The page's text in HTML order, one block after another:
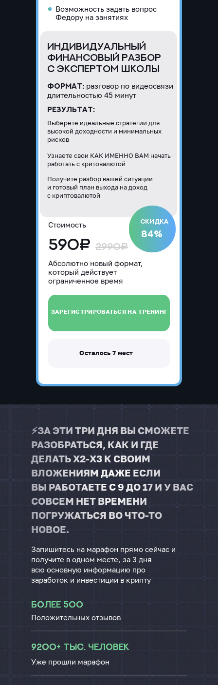
ЗАРЕГИСТРИРОВАТЬСЯ НА ТРЕНИНГ
Осталось 7 мест
Возможность задать вопрос
Федору на занятиях
Абсолютно новый формат,
который действует
ограниченное время
Стоимость
2990₽
590₽
Формат: разговор по видеосвязи
длительностью 45 минут
Результат:
ИНДИВИДУАЛЬНЫЙ
ФИНАНСОВЫЙ РАЗБОР
С ЭКСПЕРТОМ ШКОЛЫ
Узнаете свои КАК ИМЕННО ВАМ начать
работать с критовалютой
Выберете идеальные стратегии для
высокой доходности и минимальных
рисков
Получите разбор вашей ситуации
и готовый план выхода на доход
с криптовалютой
84%
Скидка
⚡️ЗА ЭТИ ТРИ ДНЯ ВЫ СМОЖЕТЕ
РАЗОБРАТЬСЯ, КАК И ГДЕ
ДЕЛАТЬ Х2-Х3 К СВОИМ
ВЛОЖЕНИЯМ ДАЖЕ ЕСЛИ
ВЫ РАБОТАЕТЕ С 9 ДО 17 И У ВАС
СОВСЕМ НЕТ ВРЕМЕНИ
ПОГРУЖАТЬСЯ ВО ЧТО-ТО
НОВОЕ.
Запишитесь на марафон прямо сейчас и
получите в одном месте, за 3 дня
всю основную информацию про
заработок и инвестиции в крипту
Положительных отзывов
Уже прошли марафон
Более 500
9200+ тыс. человек